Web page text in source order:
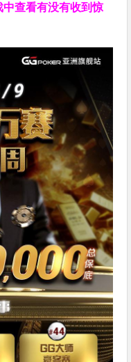
查看有没有收到惊